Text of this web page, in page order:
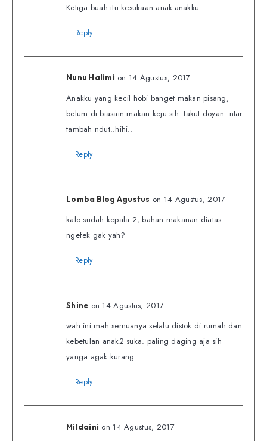
Ketiga buah itu kesukaan anak-anakku.
Reply
Nunu Halimi on 14 Agustus, 2017
Anakku yang kecil hobi banget makan pisang,
belum di biasain makan keju sih..takut doyan..ntar
tambah ndut..hihi..
Reply
Lomba Blog Agustus on 14 Agustus, 2017
kalo sudah kepala 2, bahan makanan diatas
ngefek gak yah?
Reply
Shine on 14 Agustus, 2017
wah ini mah semuanya selalu distok di rumah dan
kebetulan anak2 suka. paling daging aja sih
yanga agak kurang
Reply
Mildaini on 14 Agustus, 2017